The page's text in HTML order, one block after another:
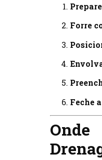
Forre
Feche